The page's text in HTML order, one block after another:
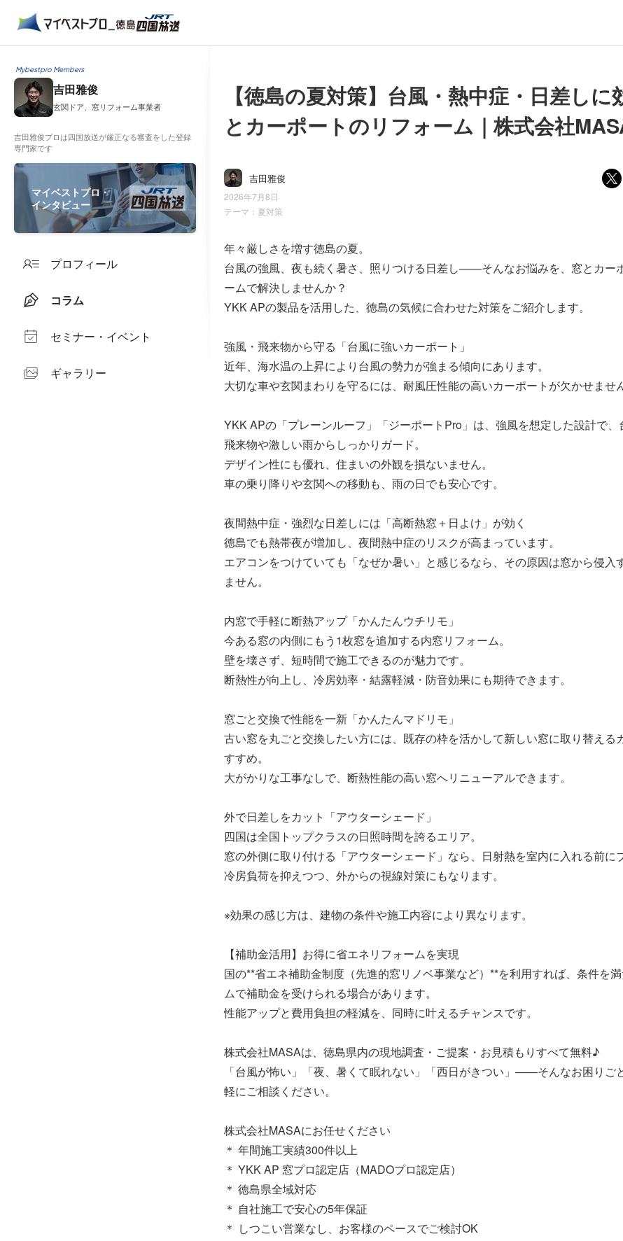
Mybestpro Members
吉田雅俊
玄関ドア、窓リフォーム事業者
吉田雅俊プロは四国放送が厳正なる審査をした登録
専門家です
マイベストプロ・
インタビュー
プロフィール
コラム
セミナー・イベント
ギャラリー
【徳島の夏対策】台風・熱中症・日差しに
とカーポートのリフォーム｜株式会社
吉田雅俊
2026年7月8日
テーマ： 夏対策
年々厳しさを増す徳島の夏。
台風の強風、夜も続く暑さ、照りつける日差し——そんなお悩みを、窓とカー
ームで解決しませんか？
YKK APの製品を活用した、徳島の気候に合わせた対策をご紹介します。
強風・飛来物から守る「台風に強いカーポート」
近年、海水温の上昇により台風の勢力が強まる傾向にあります。
大切な車や玄関まわりを守るには、耐風圧性能の高いカーポートが欠かせません
YKK APの「プレーンルーフ」「ジーポートPro」は、強風を想定した設計で
飛来物や激しい雨からしっかりガード。
デザイン性にも優れ、住まいの外観を損ないません。
車の乗り降りや玄関への移動も、雨の日でも安心です。
夜間熱中症・強烈な日差しには「高断熱窓＋日よけ」が効く
徳島でも熱帯夜が増加し、夜間熱中症のリスクが高まっています。
エアコンをつけていても「なぜか暑い」と感じるなら、その原因は窓から侵入
ません。
内窓で手軽に断熱アップ「かんたんウチリモ」
今ある窓の内側にもう1枚窓を追加する内窓リフォーム。
壁を壊さず、短時間で施工できるのが魅力です。
断熱性が向上し、冷房効率・結露軽減・防音効果にも期待できます。
窓ごと交換で性能を一新「かんたんマドリモ」
古い窓を丸ごと交換したい方には、既存の枠を活かして新しい窓に取り替える
すすめ。
大がかりな工事なしで、断熱性能の高い窓へリニューアルできます。
外で日差しをカット「アウターシェード」
四国は全国トップクラスの日照時間を誇るエリア。
窓の外側に取り付ける「アウターシェード」なら、日射熱を室内に入れる前に
冷房負荷を抑えつつ、外からの視線対策にもなります。
※効果の感じ方は、建物の条件や施工内容により異なります。
【補助金活用】お得に省エネリフォームを実現
国の**省エネ補助金制度（先進的窓リノベ事業など）**を利用すれば、条件を
ムで補助金を受けられる場合があります。
性能アップと費用負担の軽減を、同時に叶えるチャンスです。
株式会社MASAは、徳島県内の現地調査・ご提案・お見積もりすべて無料♪
「台風が怖い」「夜、暑くて眠れない」「西日がきつい」——そんなお困りご
軽にご相談ください。
株式会社MASAにお任せください
＊ 年間施工実績300件以上
＊ YKK AP 窓プロ認定店（MADOプロ認定店）
＊ 徳島県全域対応
＊ 自社施工で安心の5年保証
＊ しつこい営業なし、お客様のペースでご検討OK